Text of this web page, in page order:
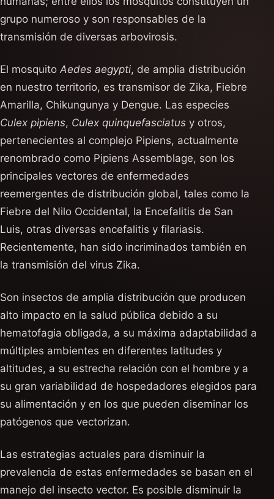
grupo numeroso y son responsables de la
transmisión de diversas arbovirosis.
El mosquito Aedes aegypti, de amplia distribución
en nuestro territorio, es transmisor de Zika, Fiebre
Amarilla, Chikungunya y Dengue. Las especies
Culex pipiens, Culex quinquefasciatus y otros,
pertenecientes al complejo Pipiens, actualmente
renombrado como Pipiens Assemblage, son los
principales vectores de enfermedades
reemergentes de distribución global, tales como la
Fiebre del Nilo Occidental, la Encefalitis de San
Luis, otras diversas encefalitis y filariasis.
Recientemente, han sido incriminados también en
la transmisión del virus Zika.
Son insectos de amplia distribución que producen
alto impacto en la salud pública debido a su
hematofagia obligada, a su máxima adaptabilidad a
múltiples ambientes en diferentes latitudes y
altitudes, a su estrecha relación con el hombre y a
su gran variabilidad de hospedadores elegidos para
su alimentación y en los que pueden diseminar los
patógenos que vectorizan.
Las estrategias actuales para disminuir la
prevalencia de estas enfermedades se basan en el
manejo del insecto vector. Es posible disminuir la